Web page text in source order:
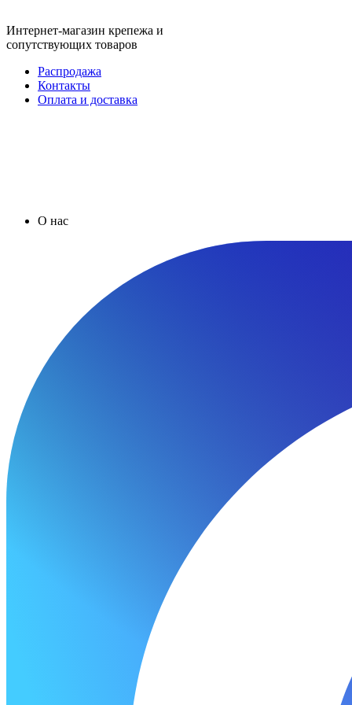
Интернет-магазин крепежа и
сопутствующих товаров
Распродажа
Контакты
Оплата и доставка
О нас